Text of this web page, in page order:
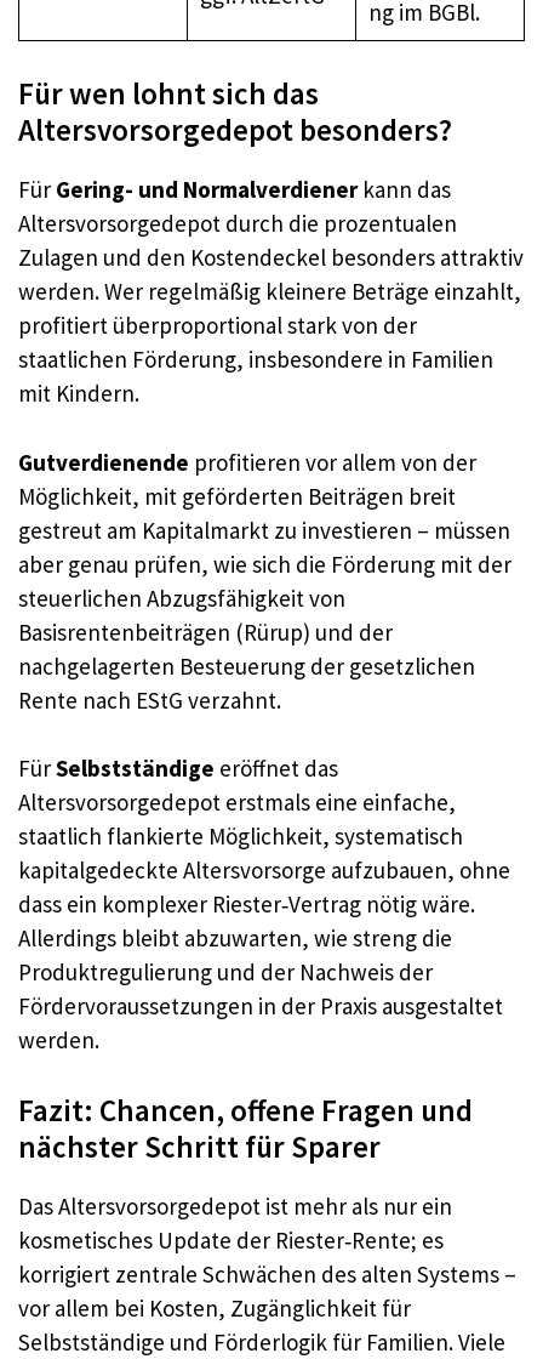
ng im BGBl.
Für wen lohnt sich das
Altersvorsorgedepot besonders?
Für Gering- und Normalverdienerkann das
Altersvorsorgedepot durch die prozentualen
Zulagen und den Kostendeckel besonders attraktiv
werden. Wer regelmäßig kleinere Beträge einzahlt,
profitiert überproportional stark von der
staatlichen Förderung, insbesondere in Familien
mit Kindern.
Gutverdienende profitieren vor allem von der
Möglichkeit, mit geförderten Beiträgen breit
gestreut am Kapitalmarkt zu investieren – müssen
aber genau prüfen, wie sich die Förderung mit der
steuerlichen Abzugsfähigkeit von
Basisrentenbeiträgen (Rürup) und der
nachgelagerten Besteuerung der gesetzlichen
Rente nach EStG verzahnt.
FürSelbstständige eröffnet das
Altersvorsorgedepot erstmals eine einfache,
staatlich flankierte Möglichkeit, systematisch
kapitalgedeckte Altersvorsorge aufzubauen, ohne
dass ein komplexer Riester‑Vertrag nötig wäre.
Allerdings bleibt abzuwarten, wie streng die
Produktregulierung und der Nachweis der
Fördervoraussetzungen in der Praxis ausgestaltet
werden.
Fazit: Chancen, offene Fragen und
nächster Schritt für Sparer
Das Altersvorsorgedepot ist mehr als nur ein
kosmetisches Update der Riester‑Rente; es
korrigiert zentrale Schwächen des alten Systems –
vor allem bei Kosten, Zugänglichkeit für
Selbstständige und Förderlogik für Familien. Viele